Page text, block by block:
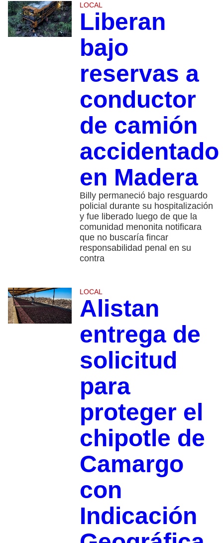
LOCAL
Liberan
bajo
reservas a
conductor
de camión
accidentado
en Madera
Billy permaneció bajo resguardo
policial durante su hospitalización
y fue liberado luego de que la
comunidad menonita notificara
que no buscaría fincar
responsabilidad penal en su
contra
LOCAL
Alistan
entrega de
solicitud
para
proteger el
chipotle de
Camargo
con
Indicación